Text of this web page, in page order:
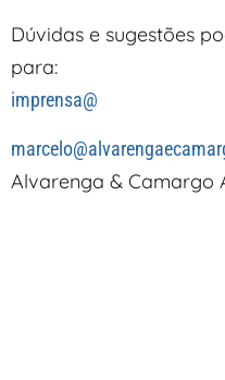
Dúvidas e sugestões
para:
imprensa@
Alvarenga & Camargo